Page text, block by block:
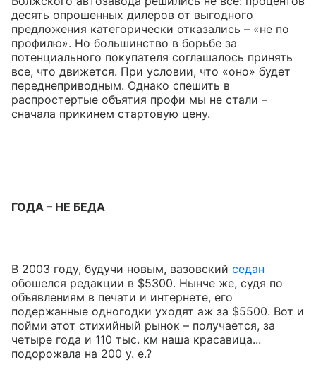
десять опрошенных дилеров от выгодного
предложения категорически отказались – «не по
профилю». Но большинство в борьбе за
потенциального покупателя соглашалось принять
все, что движется. При условии, что «оно» будет
переднеприводным. Однако спешить в
распростертые объятия профи мы не стали –
сначала прикинем стартовую цену.
ГОДА – НЕ БЕДА
В 2003 году, будучи новым, вазовский седан
обошелся редакции в $5300. Нынче же, судя по
объявлениям в печати и интернете, его
подержанные одногодки уходят аж за $5500. Вот и
пойми этот стихийный рынок – получается, за
четыре года и 110 тыс. км наша красавица...
подорожала на 200 у. е.?